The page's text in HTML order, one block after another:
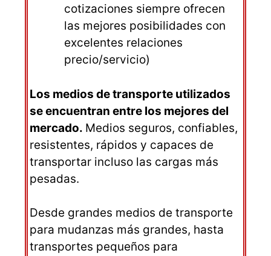
cotizaciones siempre ofrecen
las mejores posibilidades con
excelentes relaciones
precio/servicio)
Los medios de transporte utilizados
se encuentran entre los mejores del
mercado. Medios seguros, confiables,
resistentes, rápidos y capaces de
transportar incluso las cargas más
pesadas.
Desde grandes medios de transporte
para mudanzas más grandes, hasta
transportes pequeños para